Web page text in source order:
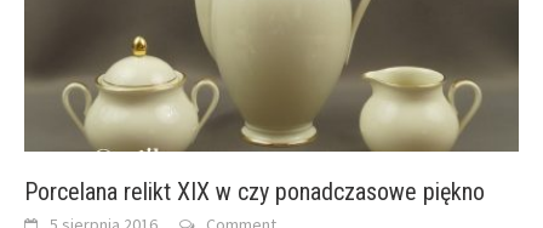
Porcelana relikt XIX w czy ponadczasowe piękno